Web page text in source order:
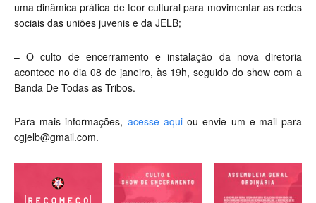
uma dinâmica prática de teor cultural para movimentar as redes
sociais das uniões juvenis e da JELB;
– O culto de encerramento e instalação da nova diretoria
acontece no dia 08 de janeiro, às 19h, seguido do show com a
Banda De Todas as Tribos.
Para mais informações, acesse aquiou envie um e-mail para
cgjelb@gmail.com.